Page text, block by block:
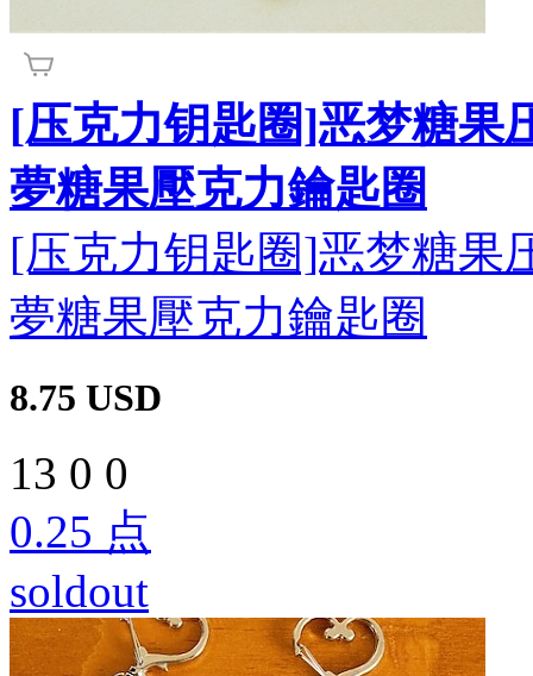
[压克力钥匙圈]恶梦糖果
夢糖果壓克力鑰匙圈
[压克力钥匙圈]恶梦糖果
夢糖果壓克力鑰匙圈
8.75 USD
13 0 0
0.25 点
soldout